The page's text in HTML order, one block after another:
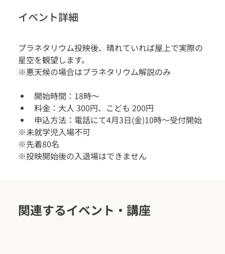
イベント詳細
プラネタリウム投映後、晴れていれば屋上で実際の
星空を観望します。
※悪天候の場合はプラネタリウム解説のみ
開始時間：18時〜
料金：大人 300円、こども 200円
申込方法：電話にて4月3日(金)10時〜受付開始
※未就学児入場不可
※先着80名
※投映開始後の入退場はできません
関連するイベント・講座